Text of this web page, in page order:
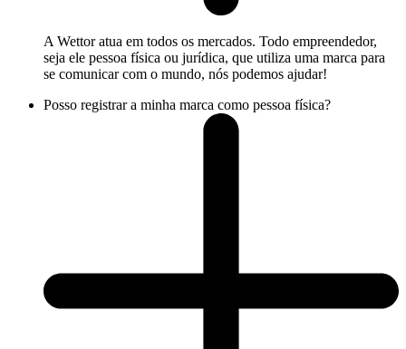
A Wettor atua em todos os mercados. Todo empreendedor,
seja ele pessoa física ou jurídica, que utiliza uma marca para
se comunicar com o mundo, nós podemos ajudar!
Posso registrar a minha marca como pessoa física?